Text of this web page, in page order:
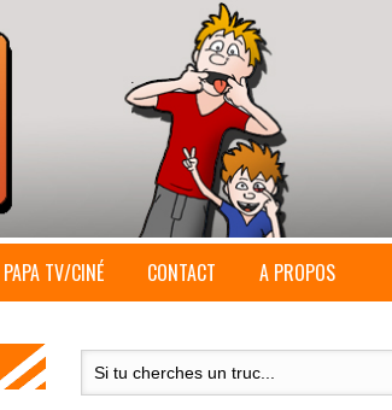
PAPA TV/CINÉ CONTACT A PROPOS